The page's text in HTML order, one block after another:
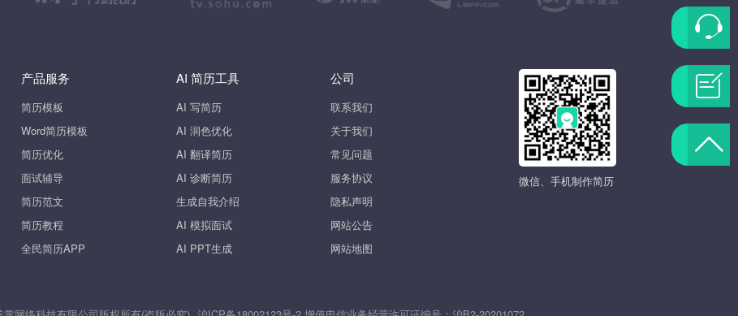
产品服务
简历模板
Word简历模板
简历优化
面试辅导
简历范文
简历教程
全民简历APP
AI 简历工具
AI 写简历
AI 润色优化
AI 翻译简历
AI 诊断简历
生成自我介绍
AI 模拟面试
AI PPT生成
公司
联系我们
关于我们
常见问题
服务协议
隐私声明
网站公告
网站地图
微信、手机制作简历
联
系
客
服
题
反
返